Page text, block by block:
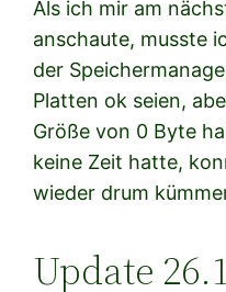
Als ich mir am
anschaute, musste
der
Platten ok seien,
Größe von 0 Byte
keine Zeit hatte,
wieder drum
Update